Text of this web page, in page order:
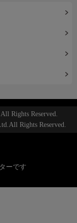
Rights Reserved.
Rights Reserved.
ーです